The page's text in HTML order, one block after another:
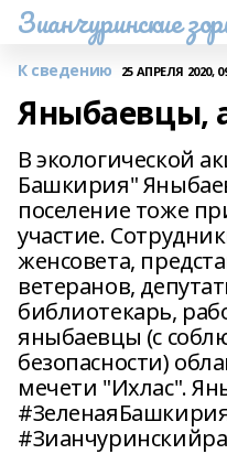
Зианчуринские
К сведению 25 АПРЕЛЯ 2020,
Яныбаевцы,
В экологической
Башкирия"
поселение тоже
участие.
женсовета,
ветеранов,
библиотекарь,
яныбаевцы (с
безопасности)
мечети "Ихлас".